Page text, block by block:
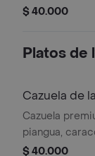
16 onzas
$ 40.000
Platos de
Cazuela de
Cazuela
piangua,
langostinos,
$ 40.000